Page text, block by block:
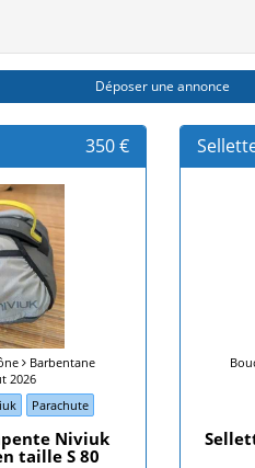
Déposer une annonce
350 €
Barbentane
2026
Parachute
Niviuk
taille S 80